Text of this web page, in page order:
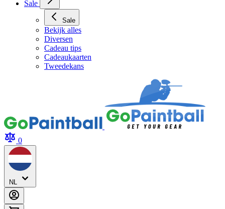
Sale
Bekijk alles
Diversen
Cadeau tips
Cadeaukaarten
Tweedekans
0
NL